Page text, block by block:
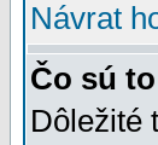
Návrat
Čo sú
Dôležité